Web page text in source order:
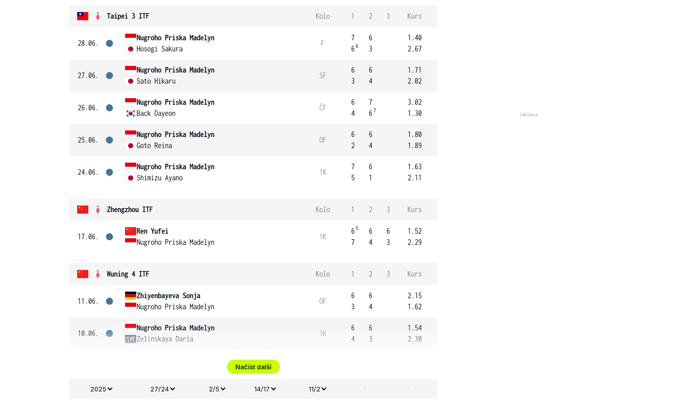
Taipei 3 ITF Kolo 1 2 3 Kurs
28.06.
Nugroho Priska Madelyn
Hosogi Sakura
F
7
66
6
3
1.40
2.67
27.06.
Nugroho Priska Madelyn
Sato Hikaru
SF
6
3
6
4
1.71
2.02
26.06.
Nugroho Priska Madelyn
Back Dayeon
ČF
6
4
7
67
3.02
1.30
25.06.
Nugroho Priska Madelyn
Goto Reina
OF
6
2
6
4
1.80
1.89
24.06.
Nugroho Priska Madelyn
Shimizu Ayano
1K
7
5
6
1
1.63
2.11
Zhengzhou ITF Kolo 1 2 3 Kurs
17.06.
Ren Yufei
Nugroho Priska Madelyn
1K
6 5
7
6
4
6
3
1.52
2.29
Wuning 4 ITF Kolo 1 2 3 Kurs
11.06.
Zhiyenbayeva Sonja
Nugroho Priska Madelyn
OF
6
3
6
4
2.15
1.62
10.06.
Nugroho Priska Madelyn
Zelinskaya Daria
1K
6
4
6
3
1.54
2.30
Načíst další
2025 27/24 2/5 14/17 11/2 - -